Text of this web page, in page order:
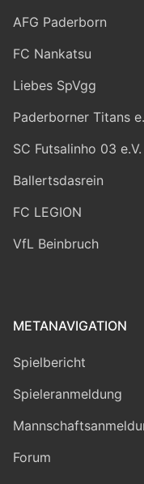
AFG Paderborn
FC Nankatsu
Liebes SpVgg
Paderborner Titans
SC Futsalinho 03 e.V.
Ballertsdasrein
FC LEGION
VfL Beinbruch
METANAVIGATION
Spielbericht
Spieleranmeldung
Forum